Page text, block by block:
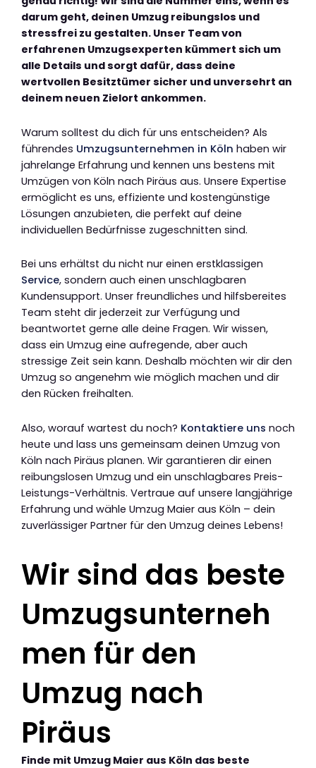
darum geht, deinen Umzug reibungslos und
stressfrei zu gestalten. Unser Team von
erfahrenen Umzugsexperten kümmert sich um
alle Details und sorgt dafür, dass deine
wertvollen Besitztümer sicher und unversehrt an
deinem neuen Zielort ankommen.
Warum solltest du dich für uns entscheiden? Als
führendes Umzugsunternehmen in Köln haben wir
jahrelange Erfahrung und kennen uns bestens mit
Umzügen von Köln nach Piräus aus. Unsere Expertise
ermöglicht es uns, effiziente und kostengünstige
Lösungen anzubieten, die perfekt auf deine
individuellen Bedürfnisse zugeschnitten sind.
Bei uns erhältst du nicht nur einen erstklassigen
Service, sondern auch einen unschlagbaren
Kundensupport. Unser freundliches und hilfsbereites
Team steht dir jederzeit zur Verfügung und
beantwortet gerne alle deine Fragen. Wir wissen,
dass ein Umzug eine aufregende, aber auch
stressige Zeit sein kann. Deshalb möchten wir dir den
Umzug so angenehm wie möglich machen und dir
den Rücken freihalten.
Also, worauf wartest du noch? Kontaktiere uns noch
heute und lass uns gemeinsam deinen Umzug von
Köln nach Piräus planen. Wir garantieren dir einen
reibungslosen Umzug und ein unschlagbares Preis-
Leistungs-Verhältnis. Vertraue auf unsere langjährige
Erfahrung und wähle Umzug Maier aus Köln – dein
zuverlässiger Partner für den Umzug deines Lebens!
Wir sind das beste
Umzugsunterneh
men für den
Umzug nach
Piräus
Finde mit Umzug Maier aus Köln das beste